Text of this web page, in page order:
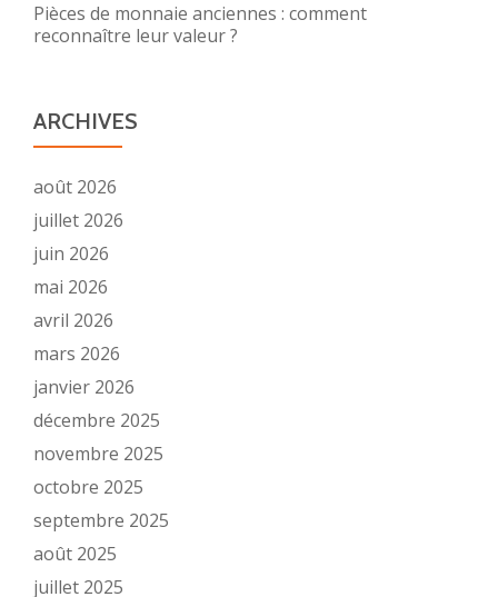
Pièces de monnaie anciennes : comment
reconnaître leur valeur ?
ARCHIVES
août 2026
juillet 2026
juin 2026
mai 2026
avril 2026
mars 2026
janvier 2026
décembre 2025
novembre 2025
octobre 2025
septembre 2025
août 2025
juillet 2025